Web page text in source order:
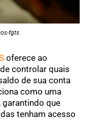
fgts
oferece ao
controlar quais
de sua conta
como uma
garantindo que
tenham acesso